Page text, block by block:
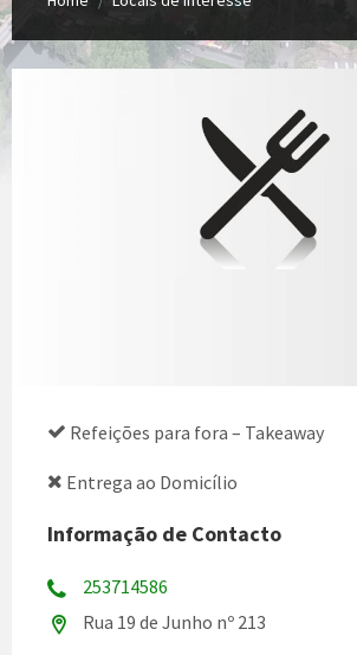
Refeições para fora – Takeaway
Entrega ao Domicílio
Informação de Contacto
253714586
Rua 19 de Junho nº 213